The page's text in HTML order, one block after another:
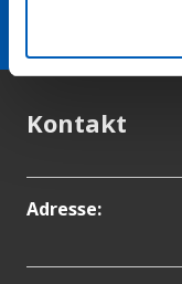
Kontakt
Adresse: